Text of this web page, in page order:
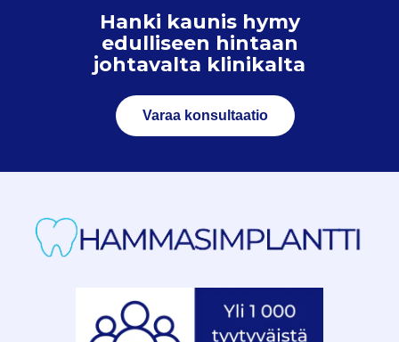
Hanki kaunis hymy
edulliseen hintaan
johtavalta klinikalta
Varaa konsultaatio